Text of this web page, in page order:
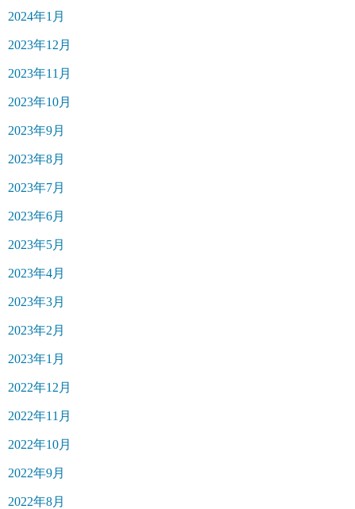
2024年1月
2023年12月
2023年11月
2023年10月
2023年9月
2023年8月
2023年7月
2023年6月
2023年5月
2023年4月
2023年3月
2023年2月
2023年1月
2022年12月
2022年11月
2022年10月
2022年9月
2022年8月